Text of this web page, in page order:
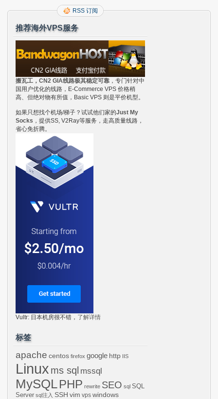
RSS 订阅
推荐海外VPS服务
搬瓦工，CN2 GIA线路极其稳定可靠 ，专门针对中
国用户优化的线路，E-Commerce VPS 价格稍
高、但绝对物有所值，Basic VPS 则是平价机型。
如果只想找个机场/梯子？试试他们家的Just My
Socks ，提供SS, V2Ray等服务，走高质量线路，
省心免折腾。
Vultr: 日本机房很不错， 了解详情
标签
apache centos firefox google http IIS
Linux ms sql mssql
MySQLPHP rewrite SEO sql SQL
Server sql注入 SSH vim vps windows